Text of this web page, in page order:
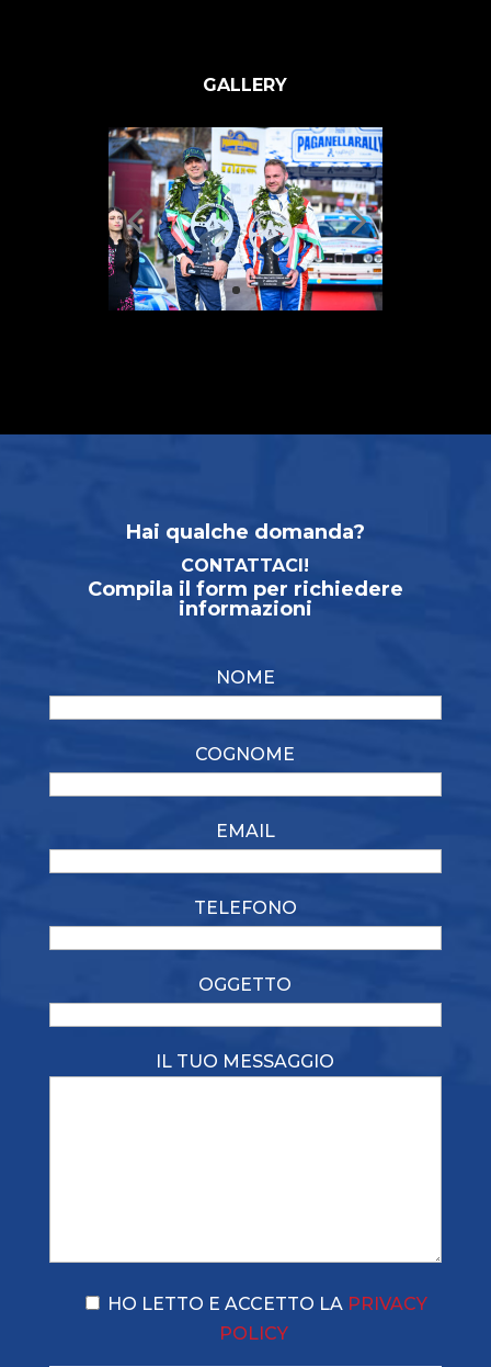
GALLERY
Hai qualche domanda?
CONTATTACI!
Compila il form per richiedere
informazioni
NOME
COGNOME
EMAIL
TELEFONO
OGGETTO
IL TUO MESSAGGIO
HO LETTO E ACCETTO LA PRIVACY
POLICY